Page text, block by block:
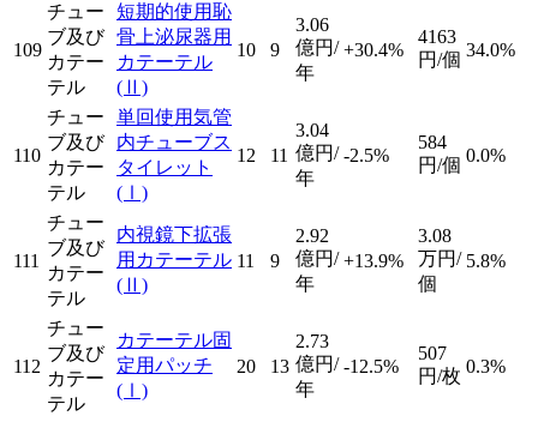
109
チュー
ブ及び
カテー
テル
短期的使用恥
骨上泌尿器用
カテーテル
(Ⅱ)
10 9
3.06
億円/
年
+30.4%
4163
円/個 34.0%
110
チュー
ブ及び
カテー
テル
単回使用気管
内チューブス
タイレット
(Ⅰ)
12 11
3.04
億円/
年
-2.5%
584
円/個 0.0%
111
チュー
ブ及び
カテー
テル
内視鏡下拡張
用カテーテル
(Ⅱ)
11 9
2.92
億円/
年
+13.9%
3.08
万円/
個
5.8%
112
チュー
ブ及び
カテー
テル
カテーテル固
定用パッチ
(Ⅰ)
20 13
2.73
億円/
年
-12.5%
507
円/枚 0.3%